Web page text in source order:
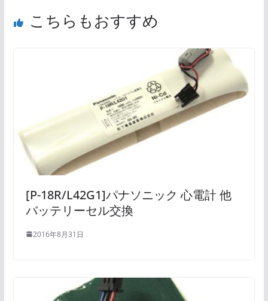
こちらもおすすめ
[P-18R/L42G1]パナソニック 心電計 他
バッテリーセル交換
2016年8月31日